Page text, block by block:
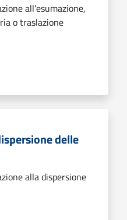
all'esumazione,
o traslazione
delle
alla dispersione